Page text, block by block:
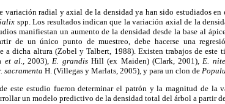
variación radial y axial de la densidad ya han sido estudiados
spp. Los resultados indican que la variación axial de la
manifiestan un aumento de la densidad desde la base al
de un único punto de muestreo, debe hacerse una
a dicha altura (Zobel y Talbert, 1988). Existen trabajos de este
et al.,2003),E. grandisHill (ex Maiden) (Clark, 2001),E.
sacramenta H. (Villegas y Marlats, 2005), y para un clon de
este estudio fueron determinar el patrón y la magnitud de la
un modelo predictivo de la densidad total del árbol a partir